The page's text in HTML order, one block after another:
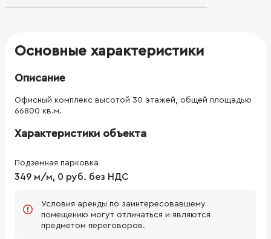
Основные характеристики
Описание
Офисный комплекс высотой 30 этажей, общей площадью
66800 кв.м.
Характеристики объекта
Подземная парковка
349 м/м, 0 руб. без НДС
Условия аренды по заинтересовавшему
помещению могут отличаться и являются
предметом переговоров.